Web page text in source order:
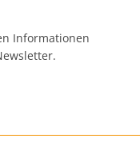
Informationen